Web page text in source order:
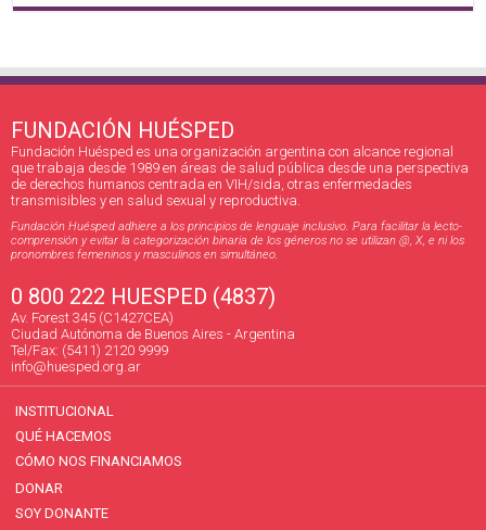
FUNDACIÓN HUÉSPED
Fundación Huésped es una organización argentina con alcance regional
que trabaja desde 1989 en áreas de salud pública desde una perspectiva
de derechos humanos centrada en VIH/sida, otras enfermedades
transmisibles y en salud sexual y reproductiva.
Fundación Huésped adhiere a los principios de lenguaje inclusivo. Para facilitar la lecto-
comprensión y evitar la categorización binaria de los géneros no se utilizan @, X, e ni los
pronombres femeninos y masculinos en simultáneo.
0 800 222 HUESPED (4837)
Av. Forest 345 (C1427CEA)
Ciudad Autónoma de Buenos Aires - Argentina
Tel/Fax: (5411) 2120 9999
info@huesped.org.ar
INSTITUCIONAL
QUÉ HACEMOS
CÓMO NOS FINANCIAMOS
DONAR
SOY DONANTE